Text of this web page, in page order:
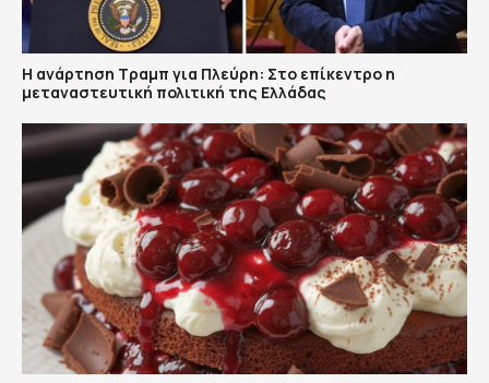
Η ανάρτηση Τραμπ για Πλεύρη: Στο επίκεντρο η
μεταναστευτική πολιτική της Ελλάδας